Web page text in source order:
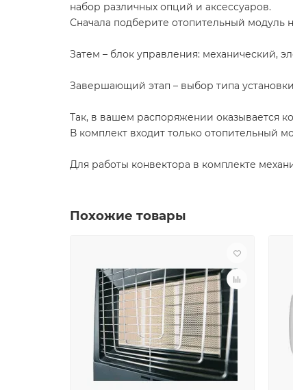
набор различных опций и аксессуаров.
Сначала подберите отопительный модуль
Затем – блок управления: механический,
Завершающий этап – выбор типа
Так, в вашем распоряжении оказывается
В комплект входит только отопительный
Для работы конвектора в комплекте
Похожие товары